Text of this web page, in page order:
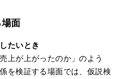
面
たいとき
上が上がったのか」のよう
を検証する場面では、仮説検